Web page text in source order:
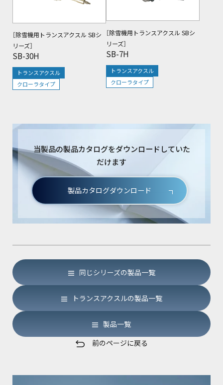
［除雪機用トランスアクスル SBシ
リーズ］
SB-30H
トランスアクスル
クローラタイプ
［除雪機用トランスアクスル SBシ
リーズ］
SB-7H
トランスアクスル
クローラタイプ
当製品の製品カタログをダウンロードしていた
だけます
製品カタログダウンロード
同じシリーズの製品一覧
トランスアクスルの製品一覧
製品一覧
前のページに戻る